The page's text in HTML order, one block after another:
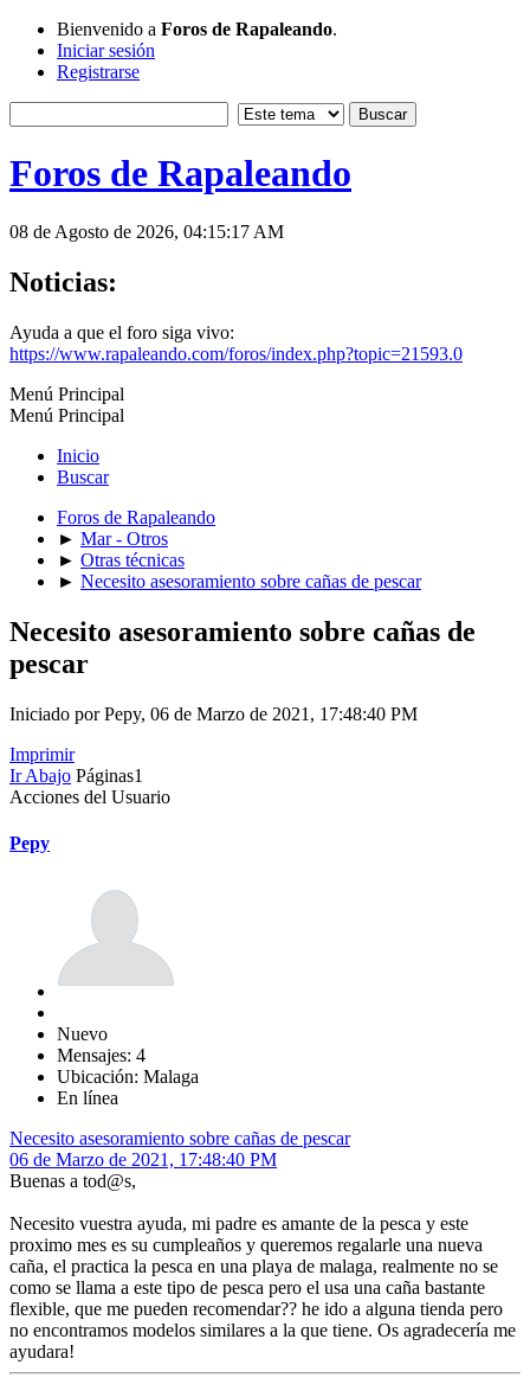
Bienvenido a Foros de Rapaleando.
Iniciar sesión
Registrarse
Foros de Rapaleando
08 de Agosto de 2026, 04:15:17 AM
Noticias:
Ayuda a que el foro siga vivo:
https://www.rapaleando.com/foros/index.php?topic=21593.0
Menú Principal
Menú Principal
Inicio
Buscar
Foros de Rapaleando
► Mar - Otros
► Otras técnicas
► Necesito asesoramiento sobre cañas de pescar
Necesito asesoramiento sobre cañas de
pescar
Iniciado por Pepy, 06 de Marzo de 2021, 17:48:40 PM
Imprimir
Ir Abajo Páginas1
Acciones del Usuario
Pepy
Nuevo
Mensajes: 4
Ubicación: Malaga
En línea
Necesito asesoramiento sobre cañas de pescar
06 de Marzo de 2021, 17:48:40 PM
Buenas a tod@s,
Necesito vuestra ayuda, mi padre es amante de la pesca y este
proximo mes es su cumpleaños y queremos regalarle una nueva
caña, el practica la pesca en una playa de malaga, realmente no se
como se llama a este tipo de pesca pero el usa una caña bastante
flexible, que me pueden recomendar?? he ido a alguna tienda pero
no encontramos modelos similares a la que tiene. Os agradecería me
ayudara!